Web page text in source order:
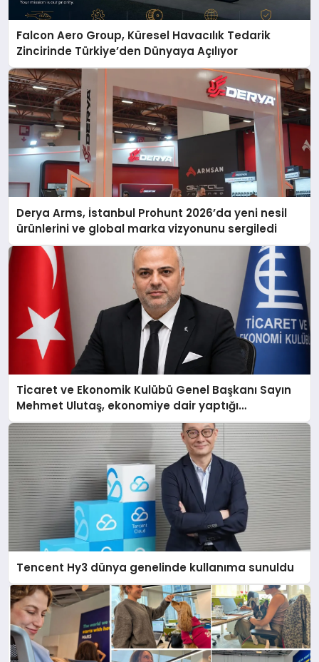
Falcon Aero Group, Küresel Havacılık Tedarik
Zincirinde Türkiye’den Dünyaya Açılıyor
Derya Arms, İstanbul Prohunt 2026’da yeni nesil
ürünlerini ve global marka vizyonunu sergiledi
Ticaret ve Ekonomik Kulübü Genel Başkanı Sayın
Mehmet Ulutaş, ekonomiye dair yaptığı
açıklamada şunları kaydetti:
Tencent Hy3 dünya genelinde kullanıma sunuldu